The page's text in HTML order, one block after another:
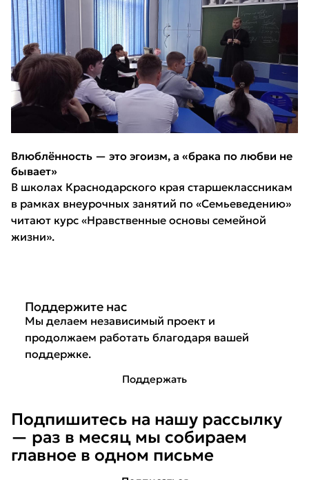
Влюблённость — это эгоизм, а «брака по любви не
бывает»
В школах Краснодарского края старшеклассникам
в рамках внеурочных занятий по «Семьеведению»
читают курс «Нравственные основы семейной
жизни».
Подпишитесь на нашу рассылку
— раз в месяц мы собираем
главное в одном письме
Поддержите нас
Мы делаем независимый проект и
продолжаем работать благодаря вашей
поддержке.
Поддержать